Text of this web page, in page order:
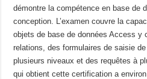
démontre la compétence en base de
conception.
L’examen couvre la
objets de base de données Access y
relations, des formulaires de saisie
plusieurs niveaux et des requêtes à
qui obtient cette certification a